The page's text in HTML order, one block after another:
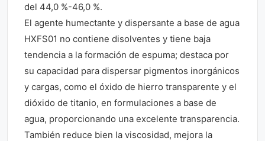
del 44,0 %-46,0 %.
El agente humectante y dispersante a base de agua
HXFS01 no contiene disolventes y tiene baja
tendencia a la formación de espuma; destaca por
su capacidad para dispersar pigmentos inorgánicos
y cargas, como el óxido de hierro transparente y el
dióxido de titanio, en formulaciones a base de
agua, proporcionando una excelente transparencia.
También reduce bien la viscosidad, mejora la